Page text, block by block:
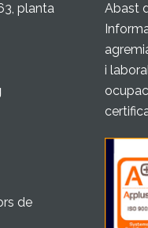
planta
de
Abast
i